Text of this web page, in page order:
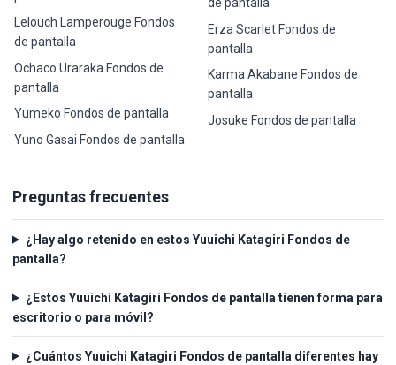
Lelouch Lamperouge Fondos
de pantalla
Ochaco Uraraka Fondos de
pantalla
Yumeko Fondos de pantalla
Yuno Gasai Fondos de pantalla
Erza Scarlet Fondos de
pantalla
Karma Akabane Fondos de
pantalla
Josuke Fondos de pantalla
Preguntas frecuentes
¿Hay algo retenido en estos Yuuichi Katagiri Fondos de
pantalla?
¿Estos Yuuichi Katagiri Fondos de pantalla tienen forma para
escritorio o para móvil?
¿Cuántos Yuuichi Katagiri Fondos de pantalla diferentes hay